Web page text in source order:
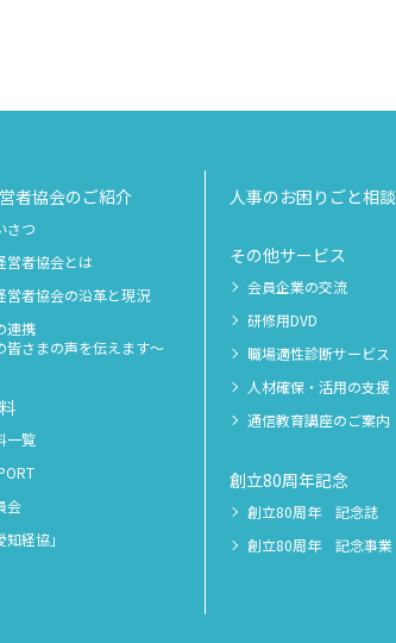
者協会のご紹介
さつ
営者協会とは
営者協会の沿革と現況
連携
皆さまの声を伝えます～
一覧
会
経協」
人事のお困りごと相談
その他サービス
会員企業の交流
研修用DVD
職場適性診断サービス
人材確保・活用の支援
通信教育講座のご案内
創立80周年記念
創立80周年 記念誌
創立80周年 記念事業